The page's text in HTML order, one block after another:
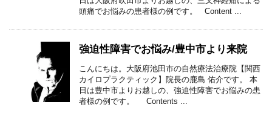
頭痛でお悩みの患者様の例です。 Content ...
強迫性障害でお悩み/豊中市より来院
こんにちは。大阪府池田市の自然療法治療院【関西
カイロプラクティック】院長の鹿島 佑介です。 本
日は豊中市よりお越しの、強迫性障害でお悩みの患
者様の例です。 Contents ...